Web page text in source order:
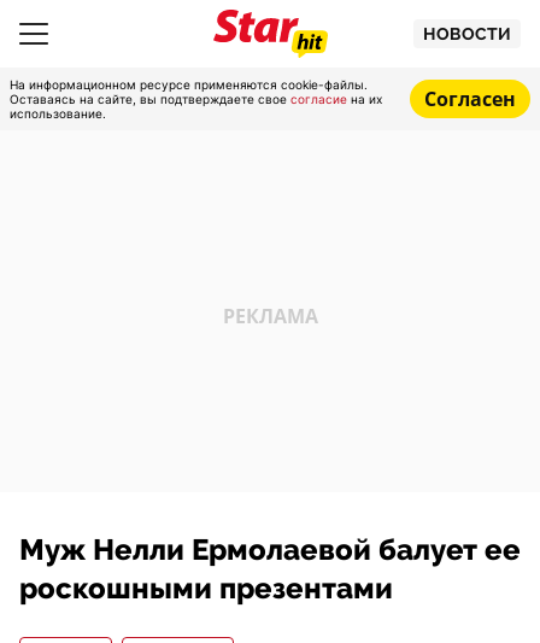
НОВОСТИ
На информационном ресурсе применяются cookie-файлы.
Оставаясь на сайте, вы подтверждаете свое согласие на их
использование.
Согласен
Муж Нелли Ермолаевой балует ее
роскошными презентами